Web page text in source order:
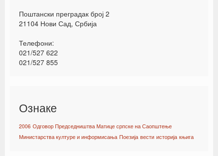
Поштански преградак број 2
21104 Нови Сад, Србија
Телефони:
021/527 622
021/527 855
Ознаке
2006 Одговор Председништва Матице српске на Саопштење
Министарства културе и информисања Поезија вести историја књига